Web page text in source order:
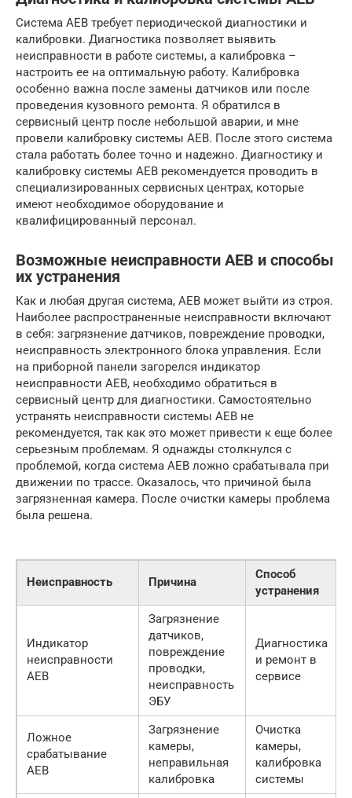
Система AEB требует периодической диагностики и
калибровки. Диагностика позволяет выявить
неисправности в работе системы, а калибровка –
настроить ее на оптимальную работу. Калибровка
особенно важна после замены датчиков или после
проведения кузовного ремонта. Я обратился в
сервисный центр после небольшой аварии, и мне
провели калибровку системы AEB. После этого система
стала работать более точно и надежно. Диагностику и
калибровку системы AEB рекомендуется проводить в
специализированных сервисных центрах, которые
имеют необходимое оборудование и
квалифицированный персонал.
Возможные неисправности AEB и способы
их устранения
Как и любая другая система, AEB может выйти из строя.
Наиболее распространенные неисправности включают
в себя: загрязнение датчиков, повреждение проводки,
неисправность электронного блока управления. Если
на приборной панели загорелся индикатор
неисправности AEB, необходимо обратиться в
сервисный центр для диагностики. Самостоятельно
устранять неисправности системы AEB не
рекомендуется, так как это может привести к еще более
серьезным проблемам. Я однажды столкнулся с
проблемой, когда система AEB ложно срабатывала при
движении по трассе. Оказалось, что причиной была
загрязненная камера. После очистки камеры проблема
была решена.
Неисправность Причина
Способ
устранения
Индикатор
неисправности
AEB
Загрязнение
датчиков,
повреждение
проводки,
неисправность
ЭБУ
Диагностика
и ремонт в
сервисе
Ложное
срабатывание
AEB
Загрязнение
камеры,
неправильная
калибровка
Очистка
камеры,
калибровка
системы